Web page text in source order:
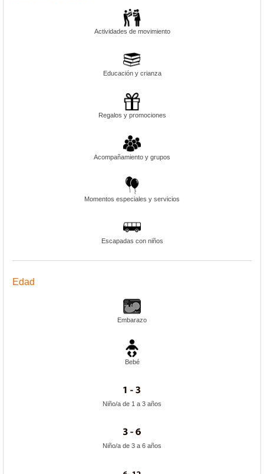
Actividades de movimiento
Educación y crianza
Regalos y promociones
Acompañamiento y grupos
Momentos especiales y servicios
Escapadas con niños
Edad
Embarazo
Bebé
Niño/a de 1 a 3 años
Niño/a de 3 a 6 años